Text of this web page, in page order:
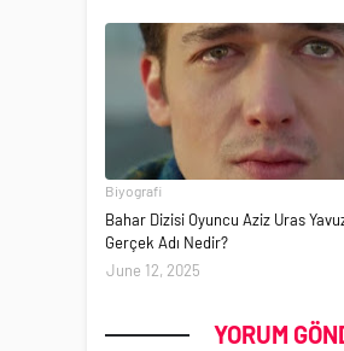
Biyografi
Bahar Dizisi Oyuncu Aziz Uras
Gerçek Adı Nedir?
June 12, 2025
YORUM